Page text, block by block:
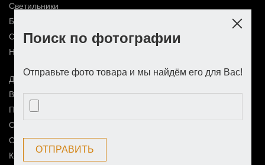
Светильники
Бра
Споты
Настольные лампы
Доставка и оплата
Возврат и обмен
Политика конфиденциальности
О компании
Оптовым покупателям
Комплектация освещением
Поиск по фотографии
Отправьте фото товара и мы найдём его для Вас!
ОТПРАВИТЬ